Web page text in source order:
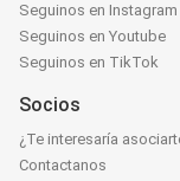
Seguinos en Instagram
Seguinos en Youtube
Seguinos en TikTok
Socios
¿Te interesaría
Contactanos